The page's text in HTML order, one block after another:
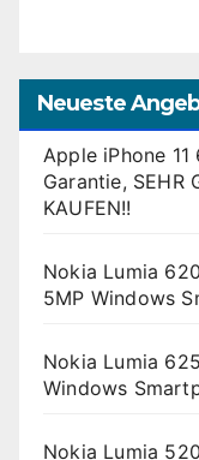
Neueste
Apple iPhone
Garantie, SEHR
KAUFEN!!
Nokia Lumia
5MP Windows
Nokia Lumia
Windows
Nokia Lumia